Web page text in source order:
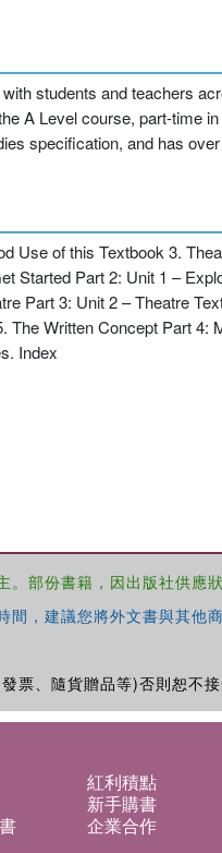
students and teachers
A Level course, part-time
specification, and has
Use of this Textbook 3.
Started Part 2: Unit 1 –
Part 3: Unit 2 – Theatre
Written Concept Part 4:
Index
部份書籍，因出版社供應
，建議您將外文書與其他
票、隨貨贈品等)否則恕不接
紅利積點
新手購書
企業合作